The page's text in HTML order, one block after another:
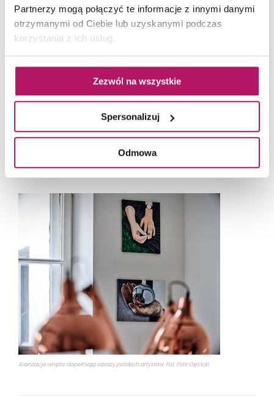
Partnerzy mogą połączyć te informacje z innymi danymi
otrzymanymi od Ciebie lub uzyskanymi podczas
korzystania z ich usług.
Zezwól na wszystkie
Spersonalizuj
Odmowa
Obie przestrzenie do pracy i spotkań wzajemnie się przenikają. Fot. Piotr Gęsicki
Aranżacje wnętrz dopełniają obrazy polskich artystów. Fot. Piotr Gęsicki